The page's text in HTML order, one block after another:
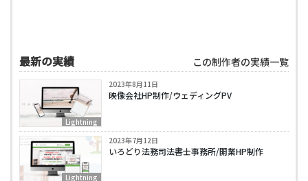
最新の実績 この制作者の実績一覧
Lightning
2023年8月11日
映像会社HP制作/ウェディングPV
Lightning
2023年7月12日
いろどり法務司法書士事務所/開業HP制作